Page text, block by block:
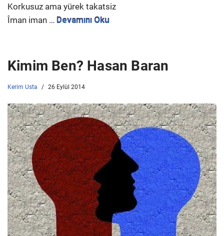
Korkusuz ama yürek takatsiz
Îman iman … Devamını Oku
Kimim Ben? Hasan Baran
Kerim Usta 26 Eylül 2014